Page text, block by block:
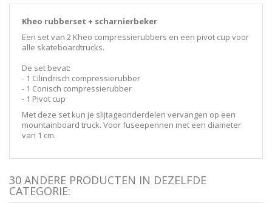
Kheo rubberset + scharnierbeker
Een set van 2 Kheo compressierubbers en een pivot cup voor
alle skateboardtrucks.
De set bevat:
- 1 Cilindrisch compressierubber
- 1 Conisch compressierubber
- 1 Pivot cup
Met deze set kun je slijtageonderdelen vervangen op een
mountainboard truck. Voor fuseepennen met een diameter
van 1 cm.
30 ANDERE PRODUCTEN IN DEZELFDE
CATEGORIE: